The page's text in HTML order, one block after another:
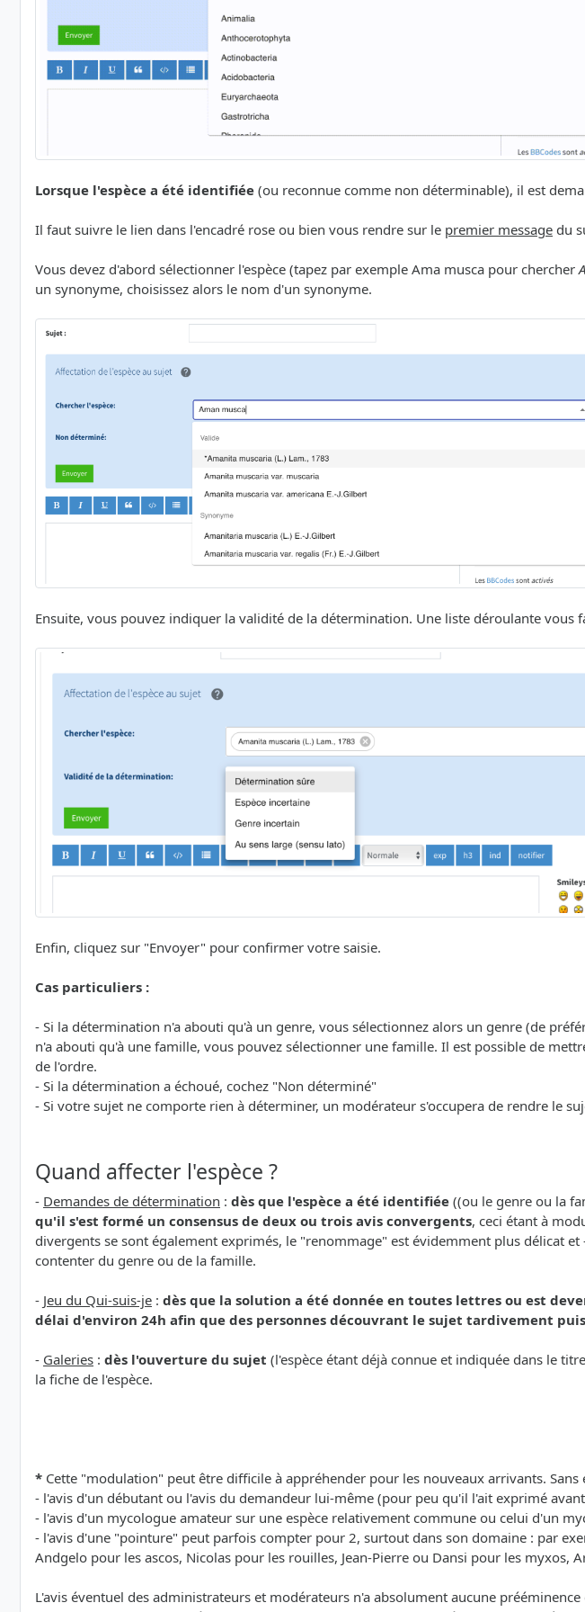
Lorsque l'espèce a été identifiée (ou reconnue comme non déterminable), il est
Il faut suivre le lien dans l'encadré rose ou bien vous rendre sur le premier message du
Vous devez d'abord sélectionner l'espèce (tapez par exemple Ama musca pour chercher
un synonyme, choisissez alors le nom d'un synonyme.
Ensuite, vous pouvez indiquer la validité de la détermination. Une liste déroulante vous
Enfin, cliquez sur "Envoyer" pour confirmer votre saisie.
Cas particuliers :
- Si la détermination n'a abouti qu'à un genre, vous sélectionnez alors un genre (de
n'a abouti qu'à une famille, vous pouvez sélectionner une famille. Il est possible de
de l'ordre.
- Si la détermination a échoué, cochez "Non déterminé"
- Si votre sujet ne comporte rien à déterminer, un modérateur s'occupera de rendre le
Quand affecter l'espèce ?
- Demandes de détermination : dès que l'espèce a été identifiée ((ou le genre ou la
qu'il s'est formé un consensus de deux ou trois avis convergents, ceci étant à
divergents se sont également exprimés, le "renommage" est évidemment plus délicat
contenter du genre ou de la famille.
- Jeu du Qui-suis-je : dès que la solution a été donnée en toutes lettres ou est
délai d'environ 24h afin que des personnes découvrant le sujet tardivement
- Galeries : dès l'ouverture du sujet (l'espèce étant déjà connue et indiquée dans le
la fiche de l'espèce.
* Cette "modulation" peut être difficile à appréhender pour les nouveaux arrivants.
- l'avis d'un débutant ou l'avis du demandeur lui-même (pour peu qu'il l'ait exprimé
- l'avis d'un mycologue amateur sur une espèce relativement commune ou celui d'un
- l'avis d'une "pointure" peut parfois compter pour 2, surtout dans son domaine : par
Andgelo pour les ascos, Nicolas pour les rouilles, Jean-Pierre ou Dansi pour les
L'avis éventuel des administrateurs et modérateurs n'a absolument aucune